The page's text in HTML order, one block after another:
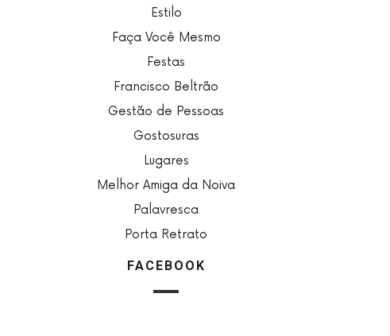
Estilo
Faça Você Mesmo
Festas
Francisco Beltrão
Gestão de Pessoas
Gostosuras
Lugares
Melhor Amiga da Noiva
Palavresca
Porta Retrato
FACEBOOK